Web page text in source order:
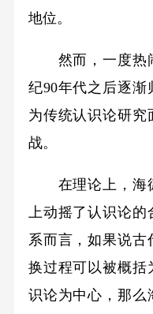
地位。
然而，一度热闹
纪90年代之后逐渐
为传统认识论研究
战。
在理论上，海
上动摇了认识论的
系而言，如果说古
换过程可以被概括
识论为中心，那么